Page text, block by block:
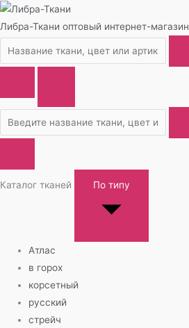
Либра-Ткани оптовый интернет-магазин
Каталог тканей По типу
Атлас
в горох
корсетный
русский
стрейч